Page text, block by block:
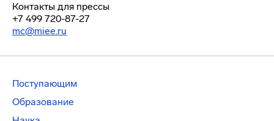
Контакты для прессы
+7 499 720-87-27
mc@miee.ru
Поступающим
Образование